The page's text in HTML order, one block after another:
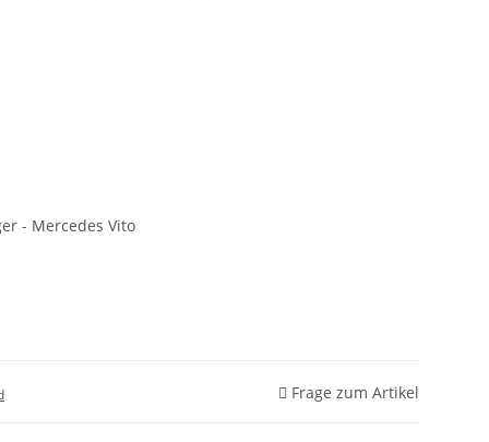
- Mercedes Vito
Frage zum Artikel